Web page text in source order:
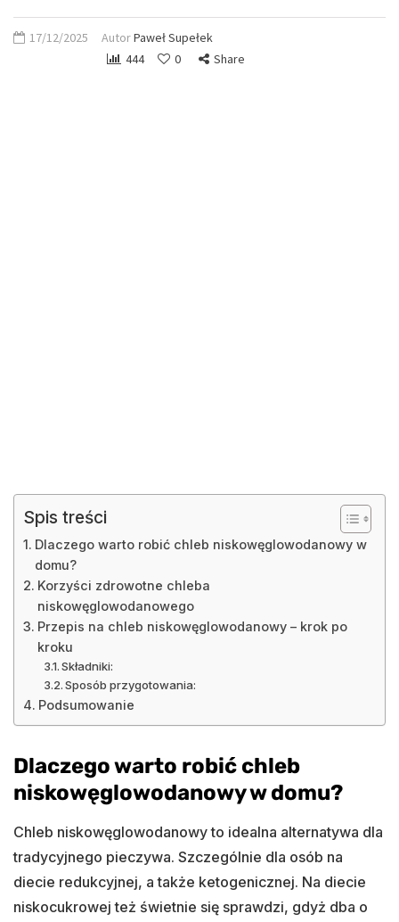
17/12/2025 AutorPaweł Supełek
444
0 Share
Spis treści
Dlaczego warto robić chleb niskowęglowodanowy w
domu?
Korzyści zdrowotne chleba
niskowęglowodanowego
Przepis na chleb niskowęglowodanowy – krok po
kroku
Składniki:
Sposób przygotowania:
Podsumowanie
Dlaczego warto robić chleb
niskowęglowodanowy w domu?
Chleb niskowęglowodanowy to idealna alternatywa dla
tradycyjnego pieczywa. Szczególnie dla osób na
diecie redukcyjnej, a także ketogenicznej. Na diecie
niskocukrowej też świetnie się sprawdzi, gdyż dba o